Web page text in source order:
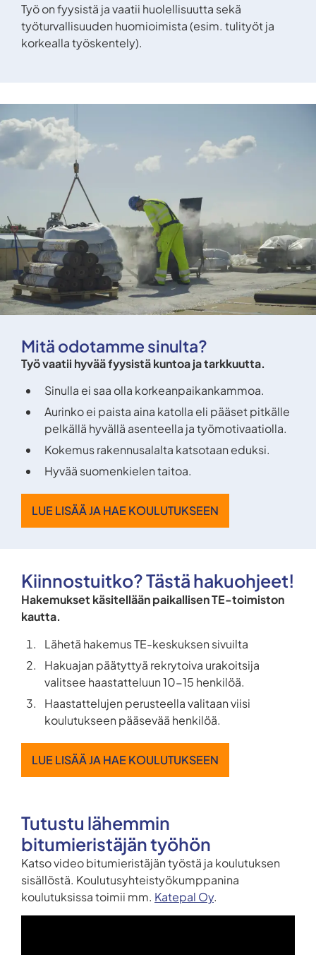
Työ on fyysistä ja vaatii huolellisuutta sekä
työturvallisuuden huomioimista (esim. tulityöt ja
korkealla työskentely).
Mitä odotamme sinulta?
Työ vaatii hyvää fyysistä kuntoa ja tarkkuutta.
Sinulla ei saa olla korkeanpaikankammoa.
Aurinko ei paista aina katolla eli pääset pitkälle
pelkällä hyvällä asenteella ja työmotivaatiolla.
Kokemus rakennusalalta katsotaan eduksi.
Hyvää suomenkielen taitoa.
LUE LISÄÄ JA HAE KOULUTUKSEEN
Kiinnostuitko? Tästä hakuohjeet!
Hakemukset käsitellään paikallisen TE-toimiston
kautta.
Lähetä hakemus TE-keskuksen sivuilta
Hakuajan päätyttyä rekrytoiva urakoitsija
valitsee haastatteluun 10-15 henkilöä.
Haastattelujen perusteella valitaan viisi
koulutukseen pääsevää henkilöä.
LUE LISÄÄ JA HAE KOULUTUKSEEN
Tutustu lähemmin
bitumieristäjän työhön
Katso video bitumieristäjän työstä ja koulutuksen
sisällöstä. Koulutusyhteistyökumppanina
koulutuksissa toimii mm. Katepal Oy.